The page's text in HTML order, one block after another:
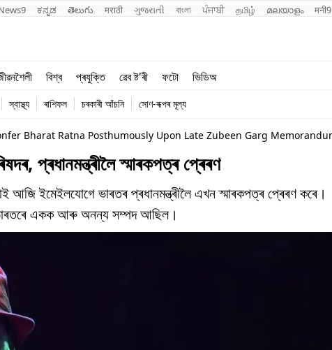
ಕನ್ನಡ తెలుగు मराठी ગુજરાતી বাংলা ਪੰਜਾਬੀ தமிழ் മലയാളം मनी9
বিশ্ব প্ৰযুক্তি ৱেব ষ্ট'ৰী ফটো ভিডিঅ
খেল
জীৱনশৈলী
স্বাস্থ্য ৰাশিফল চৰকাৰী আঁচনি সোণ-ৰূপৰ মূল্য
প্ৰধানমন্ত্ৰীলৈ স্মাৰকপত্ৰ প্ৰেৰণ
ইমেইলযোগে ভাৰতৰ প্ৰধানমন্ত্ৰীলৈ এখন স্মাৰকপত্ৰ প্ৰেৰণ কৰে।
ভাৰতৰে একক আৰু অনন্য সম্পদ আছিল।